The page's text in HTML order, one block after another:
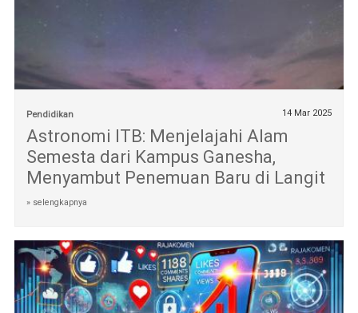
Pendidikan 14 Mar 2025
Astronomi ITB: Menjelajahi Alam
Semesta dari Kampus Ganesha,
Menyambut Penemuan Baru di Langit
» selengkapnya